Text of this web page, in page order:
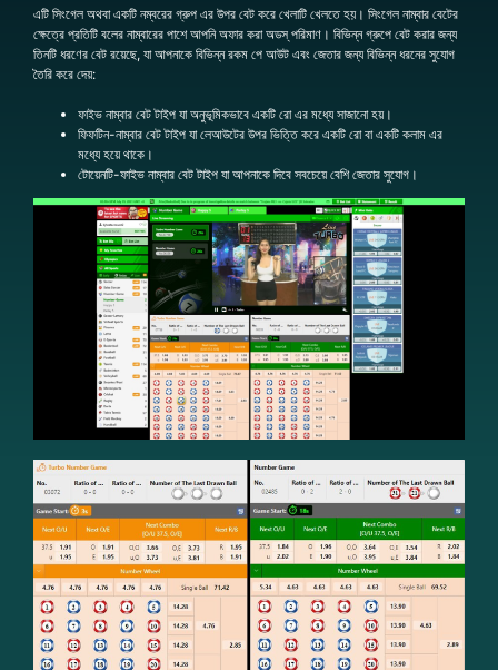
এটি সিংগেল অথবা একটি নম্বরের গ্রুপ এর উপর বেট করে খেলাটি খেলতে হয়। সিংগেল নাম্বার বেটের
ক্ষেত্রে প্রতিটি বলের নাম্বারের পাশে আপনি অফার করা অডস্‌ পরিমাণ। বিভিন্ন গ্রুপে বেট করার জন্য
তিনটি ধরণের বেট রয়েছে, যা আপনাকে বিভিন্ন রকম পে আউট এবং জেতার জন্য বিভিন্ন ধরনের সুযোগ
তৈরি করে দেয়:
ফাইভ নাম্বার বেট টাইপ যা অনুভূমিকভাবে একটি রো এর মধ্যে সাজানো হয়।
ফিফটিন-নাম্বার বেট টাইপ যা লেআউটের উপর ভিত্তি করে একটি রো বা একটি কলাম এর
মধ্যে হয়ে থাকে।
টোয়েনটি-ফাইভ নাম্বার বেট টাইপ যা আপনাকে দিবে সবচেয়ে বেশি জেতার সুযোগ।